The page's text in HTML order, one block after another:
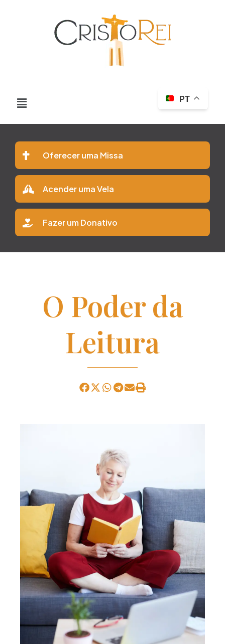
PT
Oferecer uma Missa
Acender uma Vela
Fazer um Donativo
O Poder da
Leitura